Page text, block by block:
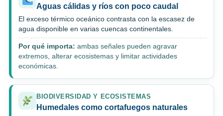
Aguas cálidas y ríos con poco caudal
El exceso térmico oceánico contrasta con la escasez de
agua disponible en varias cuencas continentales.
Por qué importa: ambas señales pueden agravar
extremos, alterar ecosistemas y limitar actividades
económicas.
BIODIVERSIDAD Y ECOSISTEMAS
Humedales como cortafuegos naturales